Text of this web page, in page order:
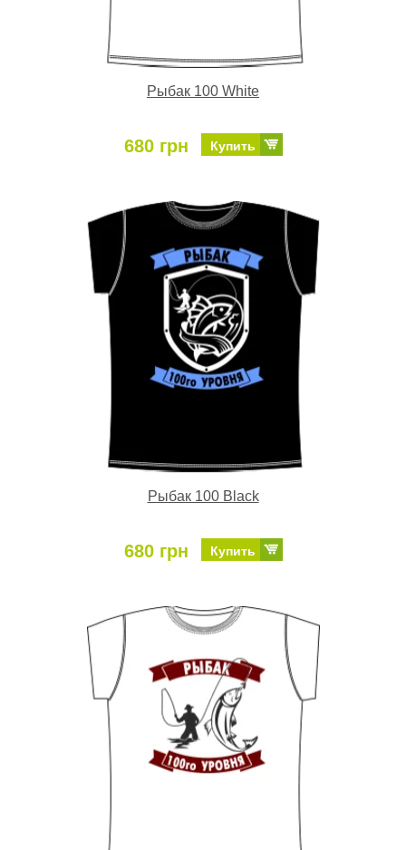
Рыбак 100 White
680 грн Купить
Рыбак 100 Black
680 грн Купить